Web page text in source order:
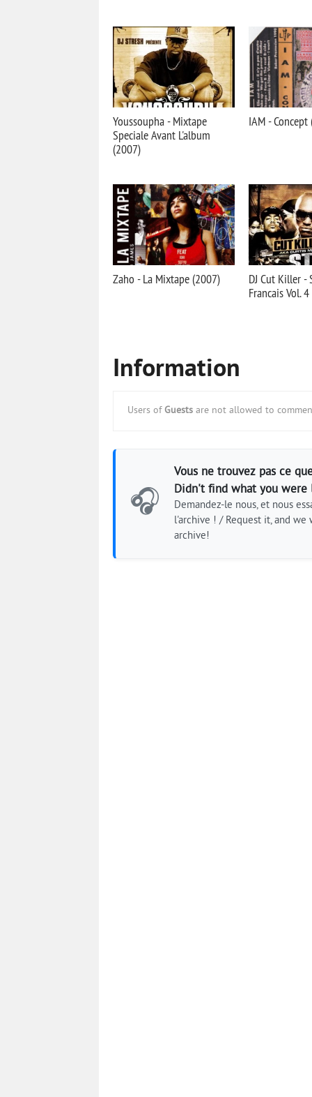
Youssoupha - Mixtape
Speciale Avant L'album
(2007)
IAM -
Zaho - La Mixtape (2007)
DJ Cut Killer -
Francais Vol.
Information
Users of Guests are not allowed to
🎧
Vous ne trouvez pas ce
Didn't find what you were
Demandez-le nous, et nous
l'archive ! / Request it, and
archive!